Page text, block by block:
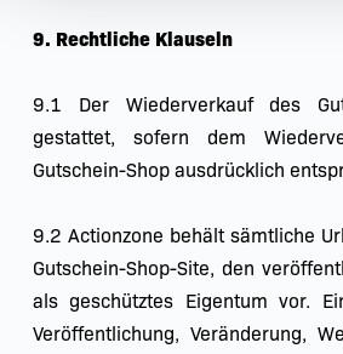
9. Rechtliche Klauseln
9.1 Der Wiederverkauf des
gestattet, sofern dem
Gutschein-Shop ausdrücklich
9.2 Actionzone behält sämtliche
Gutschein-Shop-Site, den
als geschütztes Eigentum vor.
Veröffentlichung, Veränderung,